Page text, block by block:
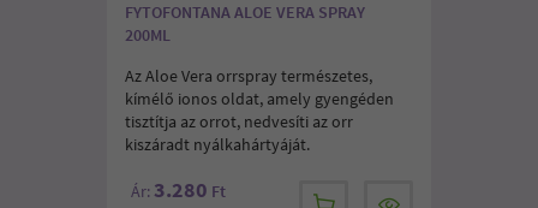
FYTOFONTANA ALOE VERA SPRAY
200ML
Az Aloe Vera orrspray természetes,
kímélő ionos oldat, amely gyengéden
tisztítja az orrot, nedvesíti az orr
kiszáradt nyálkahártyáját.
Ár: 3.280 Ft